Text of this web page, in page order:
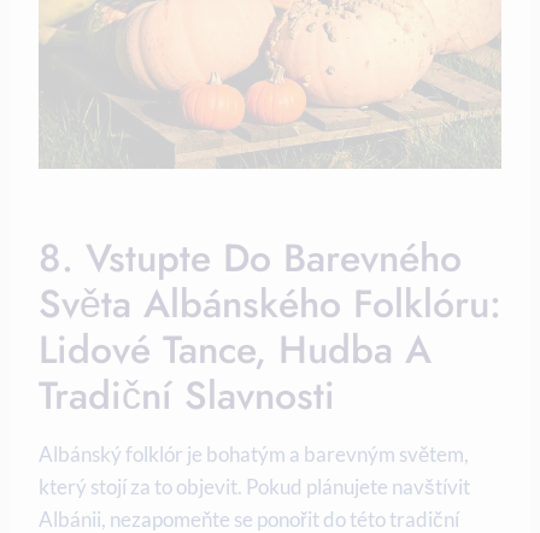
8. Vstupte Do ⁣barevného
Světa Albánského Folklóru:
Lidové Tance, Hudba A
Tradiční​ Slavnosti
Albánský folklór je bohatým a barevným světem,
který stojí za‌ to objevit. ‍Pokud plánujete navštívit
Albánii, nezapomeňte se ⁣ponořit do této tradiční